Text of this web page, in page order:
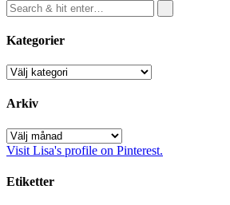
Kategorier
Kategorier
Arkiv
Arkiv
Visit Lisa's profile on Pinterest.
Etiketter